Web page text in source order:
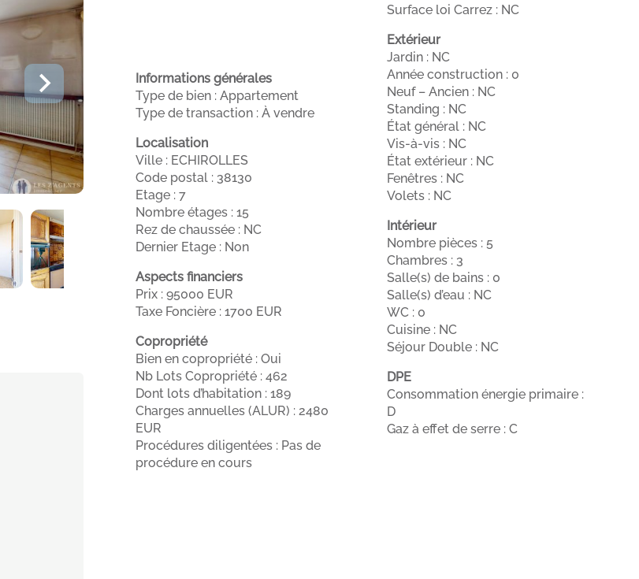
Informations générales
Type de bien : Appartement
Type de transaction : À vendre
Localisation
Ville : ECHIROLLES
Code postal : 38130
Etage : 7
Nombre étages : 15
Rez de chaussée : NC
Dernier Etage : Non
Aspects financiers
Prix : 95000 EUR
Taxe Foncière : 1700 EUR
Copropriété
Bien en copropriété : Oui
Nb Lots Copropriété : 462
Dont lots d’habitation : 189
Charges annuelles (ALUR) : 2480
EUR
Procédures diligentées : Pas de
procédure en cours
Surface loi Carrez : NC
Extérieur
Jardin : NC
Année construction : 0
Neuf – Ancien : NC
Standing : NC
État général : NC
Vis-à-vis : NC
État extérieur : NC
Fenêtres : NC
Volets : NC
Intérieur
Nombre pièces : 5
Chambres : 3
Salle(s) de bains : 0
Salle(s) d’eau : NC
WC : 0
Cuisine : NC
Séjour Double : NC
DPE
Consommation énergie primaire :
D
Gaz à effet de serre : C